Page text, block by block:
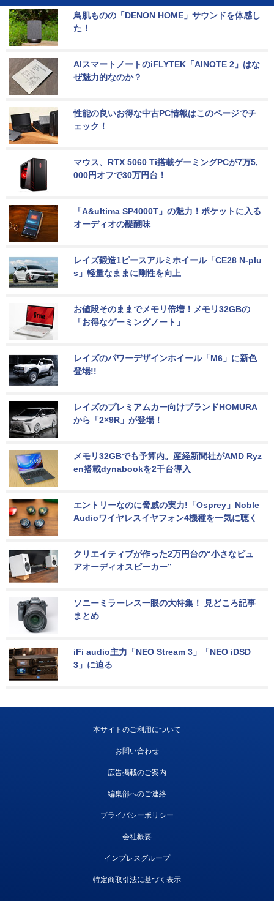
鳥肌ものの「DENON HOME」サウンドを体感し
た！
AIスマートノートのiFLYTEK「AINOTE 2」はな
ぜ魅力的なのか？
性能の良いお得な中古PC情報はこのページでチ
ェック！
マウス、RTX 5060 Ti搭載ゲーミングPCが7万5,
000円オフで30万円台！
「A&ultima SP4000T」の魅力！ポケットに入る
オーディオの醍醐味
レイズ鍛造1ピースアルミホイール「CE28 N-plu
s」軽量なままに剛性を向上
お値段そのままでメモリ倍増！メモリ32GBの
「お得なゲーミングノート」
レイズのパワーデザインホイール「M6」に新色
登場!!
レイズのプレミアムカー向けブランドHOMURA
から「2×9R」が登場！
メモリ32GBでも予算内。産経新聞社がAMD Ryz
en搭載dynabookを2千台導入
エントリーなのに脅威の実力!「Osprey」Noble
Audioワイヤレスイヤフォン4機種を一気に聴く
クリエイティブが作った2万円台の“小さなピュ
アオーディオスピーカー”
ソニーミラーレス一眼の大特集！ 見どころ記事
まとめ
iFi audio主力「NEO Stream 3」「NEO iDSD
3」に迫る
本サイトのご利用について
お問い合わせ
広告掲載のご案内
編集部へのご連絡
プライバシーポリシー
会社概要
インプレスグループ
特定商取引法に基づく表示